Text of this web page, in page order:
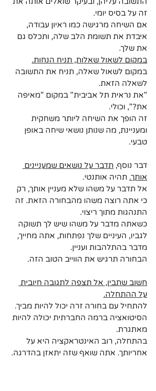
זה על בסיס יומי.
אם השיחה מרגישה כמו ראיון עבודה,
איבדת את תשומת הלב שלה, ותכלס גם
את שלך.
במקום לשאול שאלות, תניח הנחות.
במקום לשאול שאלה, תניח את התשובה
לשאלה הזאת.
"את נראית תל אביבית" במקום "מאיפה
את?", וכולי.
זה הופך את השיחה ליותר משחקית
ומעניינת, מה שנותן נושאי שיחה באופן
טבעי.
דבר נוסף, תדבר על נושאים שמעניינים
אותך. תהיה אותנטי.
אל תדבר על משהו שלא מעניין אותך, רק
כי אתה רוצה משהו מהבחורה הזאת. זה
התנהגות מתוך ריצוי.
כשאתה מדבר על משהו שיש לך תשוקה
לגביו, העיניים שלך נפתחות, אתה מחייך,
מדבר בהתלהבות ועניין.
הבחורה תרגיש את הווייב הטוב הזה.
חשוב שתבין, אל תצפה לתגובה חיובית
על ההתחלה.
להתחיל עם בחורה זרה יכול להיות מביך.
הסיטואציה ברמה החברתית יכולה להיות
מאתגרת.
בהתחלה, רוב האינטראקציה היא על
אחריותך. אתה שואף שזה יתאזן בהדרגה.